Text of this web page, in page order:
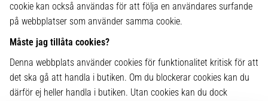
cookie kan också användas för att följa en användares surfande
på webbplatser som använder samma cookie.
Måste jag tillåta cookies?
Denna webbplats använder cookies för funktionalitet kritisk för att
det ska gå att handla i butiken. Om du blockerar cookies kan du
därför ej heller handla i butiken. Utan cookies kan du dock